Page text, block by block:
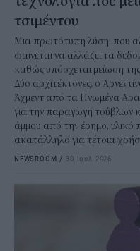
τσιμέντου
Μια πρωτότυπη λύση, που
φαίνεται να αλλάζει τα
καθώς υπόσχεται μείωση
Δύο αρχιτέκτονες, ο
Άχμεντ από τα Ηνωμένα
για την παραγωγή τούβλων
άμμου από την έρημο, υλικό
ακατάλληλο για τέτοια
NEWSROOM / 30 Ιουλ 2026